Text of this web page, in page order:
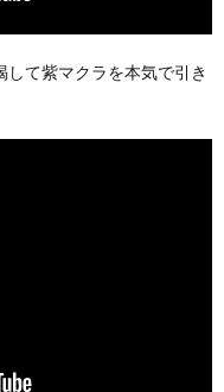
して紫マクラを本気で引き